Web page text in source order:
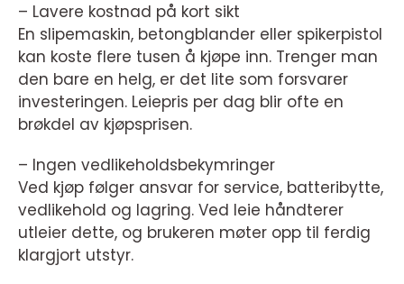
– Lavere kostnad på kort sikt
En slipemaskin, betongblander eller spikerpistol
kan koste flere tusen å kjøpe inn. Trenger man
den bare en helg, er det lite som forsvarer
investeringen. Leiepris per dag blir ofte en
brøkdel av kjøpsprisen.
– Ingen vedlikeholdsbekymringer
Ved kjøp følger ansvar for service, batteribytte,
vedlikehold og lagring. Ved leie håndterer
utleier dette, og brukeren møter opp til ferdig
klargjort utstyr.